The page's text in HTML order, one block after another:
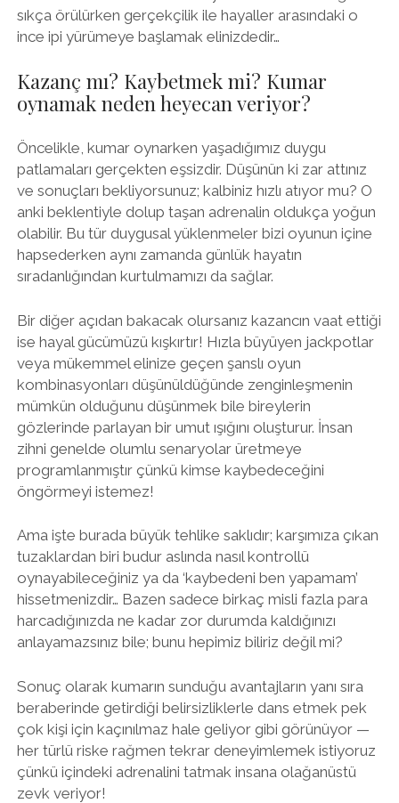
sıkça örülürken gerçekçilik ile hayaller arasındaki o
ince ipi yürümeye başlamak elinizdedir…
Kazanç mı? Kaybetmek mi? Kumar
oynamak neden heyecan veriyor?
Öncelikle, kumar oynarken yaşadığımız duygu
patlamaları gerçekten eşsizdir. Düşünün ki zar attınız
ve sonuçları bekliyorsunuz; kalbiniz hızlı atıyor mu? O
anki beklentiyle dolup taşan adrenalin oldukça yoğun
olabilir. Bu tür duygusal yüklenmeler bizi oyunun içine
hapsederken aynı zamanda günlük hayatın
sıradanlığından kurtulmamızı da sağlar.
Bir diğer açıdan bakacak olursanız kazancın vaat ettiği
ise hayal gücümüzü kışkırtır! Hızla büyüyen jackpotlar
veya mükemmel elinize geçen şanslı oyun
kombinasyonları düşünüldüğünde zenginleşmenin
mümkün olduğunu düşünmek bile bireylerin
gözlerinde parlayan bir umut ışığını oluşturur. İnsan
zihni genelde olumlu senaryolar üretmeye
programlanmıştır çünkü kimse kaybedeceğini
öngörmeyi istemez!
Ama işte burada büyük tehlike saklıdır; karşımıza çıkan
tuzaklardan biri budur aslında nasıl kontrollü
oynayabileceğiniz ya da ‘kaybedeni ben yapamam’
hissetmenizdir… Bazen sadece birkaç misli fazla para
harcadığınızda ne kadar zor durumda kaldığınızı
anlayamazsınız bile; bunu hepimiz biliriz değil mi?
Sonuç olarak kumarın sunduğu avantajların yanı sıra
beraberinde getirdiği belirsizliklerle dans etmek pek
çok kişi için kaçınılmaz hale geliyor gibi görünüyor —
her türlü riske rağmen tekrar deneyimlemek istiyoruz
çünkü içindeki adrenalini tatmak insana olağanüstü
zevk veriyor!